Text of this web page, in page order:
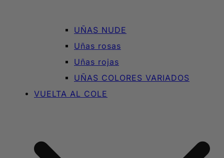
UÑAS NUDE
Uñas rosas
Uñas rojas
UÑAS COLORES VARIADOS
VUELTA AL COLE